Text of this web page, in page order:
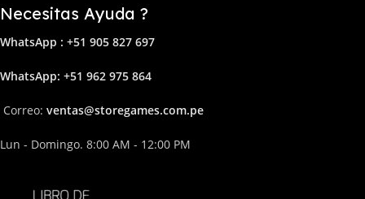
Necesitas Ayuda ?
WhatsApp : +51 905 827 697
WhatsApp: +51 962 975 864
Correo: ventas@storegames.com.pe
Lun - Domingo. 8:00 AM - 12:00 PM